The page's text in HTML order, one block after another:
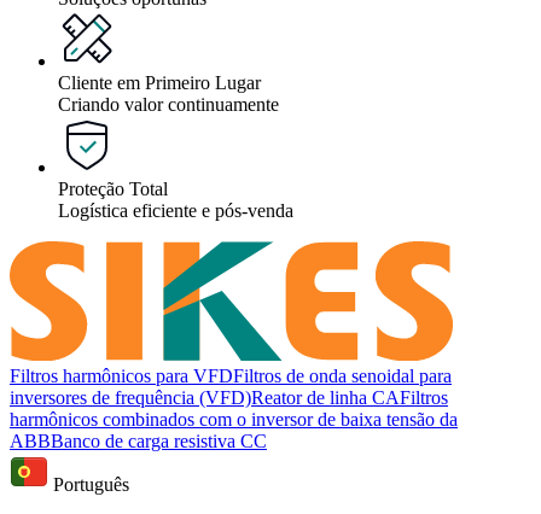
Cliente em Primeiro Lugar
Criando valor continuamente
Proteção Total
Logística eficiente e pós-venda
Filtros harmônicos para VFDFiltros de onda senoidal para
inversores de frequência (VFD)Reator de linha CAFiltros
harmônicos combinados com o inversor de baixa tensão da
ABBBanco de carga resistiva CC
Português